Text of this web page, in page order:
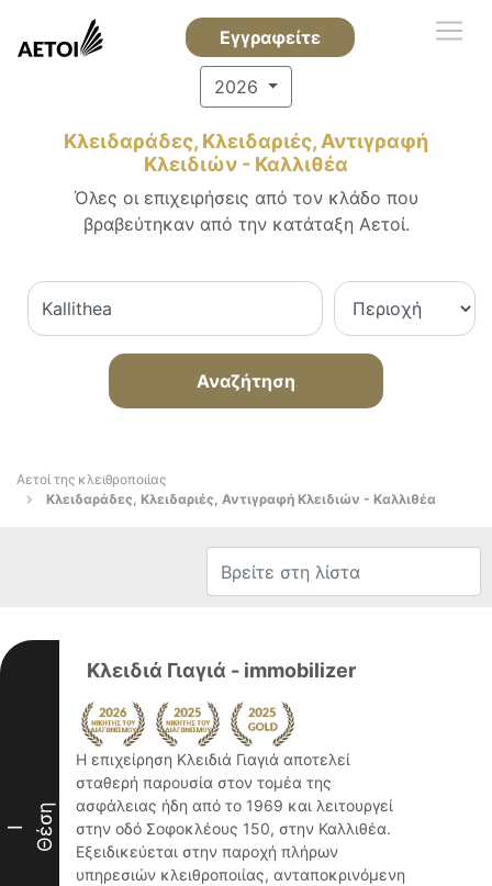
Εγγραφείτε
2026
Κλειδαράδες, Κλειδαριές, Αντιγραφή
Κλειδιών - Καλλιθέα
Όλες οι επιχειρήσεις από τον κλάδο που
βραβεύτηκαν από την κατάταξη Αετοί.
Αναζήτηση
Αετοί της κλειθροποιίας
Κλειδαράδες, Κλειδαριές, Αντιγραφή Κλειδιών - Καλλιθέα
I Θέση
Κλειδιά Γιαγιά - immobilizer
Η επιχείρηση Κλειδιά Γιαγιά αποτελεί
σταθερή παρουσία στον τομέα της
ασφάλειας ήδη από το 1969 και λειτουργεί
στην οδό Σοφοκλέους 150, στην Καλλιθέα.
Εξειδικεύεται στην παροχή πλήρων
υπηρεσιών κλειθροποιίας, ανταποκρινόμενη